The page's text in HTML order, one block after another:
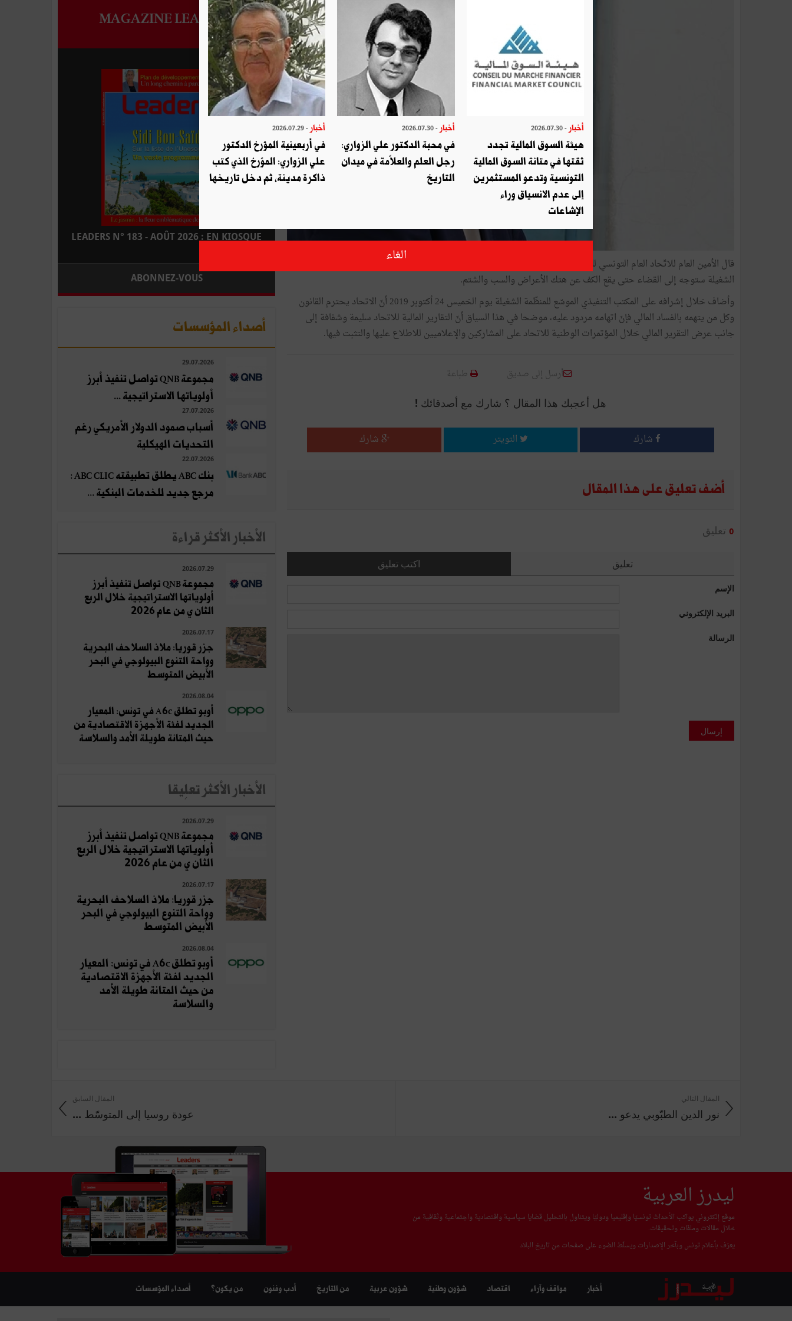
قال الأمين العام للاتّحاد العام التونسي للشغل نور الدين الطبّوبي إنّ كل التصريحات والاتهامات الموجّهة باطلا ضد المنظمة
الشغيلة ستوجه إلى القضاء حتى يقع الكف عن هتك الأعراض والسب والشتم.
وأضاف خلال إشرافه على المكتب التنفيذي الموسّع للمنظّمة الشغيلة يوم الخميس 24 أكتوبر 2019 أنّ الاتحاد يحترم القانون
وكل من يتهمه بالفساد المالي فإنّ اتهامه مردود عليه، موضحا في هذا السياق أنّ التقارير المالية للاتحاد سليمة وشفافة إلى
جانب عرض التقرير المالي خلال المؤتمرات الوطنية للاتحاد على المشاركين والإعلاميين للاطلاع عليها والتثبت فيها.
أرسل إلى صديق طباعة
هل أعجبك هذا المقال ؟ شارك مع أصدقائك !
شارك التويتر شارك
أضف تعليق على هذا المقال
0 تعليق
اكتب تعليق تعليق
الإسم
البريد الإلكتروني
الرسالة
إرسال
MAGAZINE LEADERS
LEADERS N° 183 - AOÛT 2026 : EN KIOSQUE
ABONNEZ-VOUS
أصداء المؤسسات
29.07.2026
مجموعة QNB تواصل تنفيذ أبرز
أولوياتها الاستراتيجية ...
27.07.2026
أسباب صمود الدولار الأمريكي رغم
التحديات الهيكلية
22.07.2026
بنك ABC يطلق تطبيقته ABC CLIC :
مرجع جديد للخدمات البنكية ...
الأخبار الأكثر قراءة
2026.07.29
مجموعة QNB تواصل تنفيذ أبرز
أولوياتها الاستراتيجية خلال الربع
الثان ي من عام 2026
2026.07.17
جزر قوريا: ملاذ السلاحف البحرية
وواحة التنوع البيولوجي في البحر
الأبيض المتوسط
2026.08.04
أوبو تطلق A6c في تونس: المعيار
الجديد لفئة الأجهزة الاقتصادية من
حيث المتانة طويلة الأمد والسلاسة
الأخبار الأكثر تعلِيقا
2026.07.29
مجموعة QNB تواصل تنفيذ أبرز
أولوياتها الاستراتيجية خلال الربع
الثان ي من عام 2026
2026.07.17
جزر قوريا: ملاذ السلاحف البحرية
وواحة التنوع البيولوجي في البحر
الأبيض المتوسط
2026.08.04
أوبو تطلق A6c في تونس: المعيار
الجديد لفئة الأجهزة الاقتصادية
من حيث المتانة طويلة الأمد
والسلاسة
المقال السابق
عودة روسيا إلى المتوسّط ...
المقال التالي
نور الدين الطبّوبي يدعو ...
ليدرز العربية
موقع إلكتروني يواكب الأحداث تونسيّا وإقليميا ودوليّا ويتناول بالتحليل قضايا سياسية واقتصادية واجتماعية وثقافية من
خلال مقالات وملفّات وتحقيقات.
يعرّف بأعلام تونس وبآخر الإصدارات ويسلّط الضوء على صفحات من تاريخ البلاد
أخبار مواقف وآراء اقتصاد شؤون وطنية شؤون عربية من التاريخ أدب وفنون من يكون؟ أصداء المؤسسات
أخبار - 2026.07.30
هيئة السوق المالية تجدد
ثقتها في متانة السوق المالية
التونسية وتدعو المستثمرين
إلى عدم الانسياق وراء
الإشاعات
أخبار - 2026.07.30
في محبة الدكتور علي الزواري:
رجل العلم والعلاّمة في ميدان
التاريخ
أخبار - 2026.07.29
في أربعينية المؤرخ الدكتور
علي الزواري: المؤرخ الذي كتب
ذاكرة مدينة، ثم دخل تاريخها
الغاء